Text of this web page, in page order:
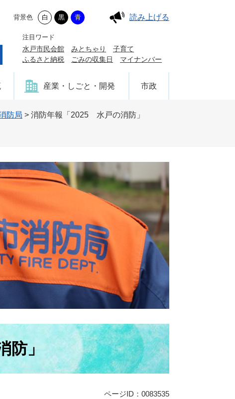
背景色 白 黒 青 読み上げる
注目ワード
水戸市民会館 みとちゃり
子育て
ふるさと納税
ごみの収集日 マイナンバー
産業・しごと・開発 市政
防局 > 消防年報「2025 水戸の消防」
」
ページID：0083535